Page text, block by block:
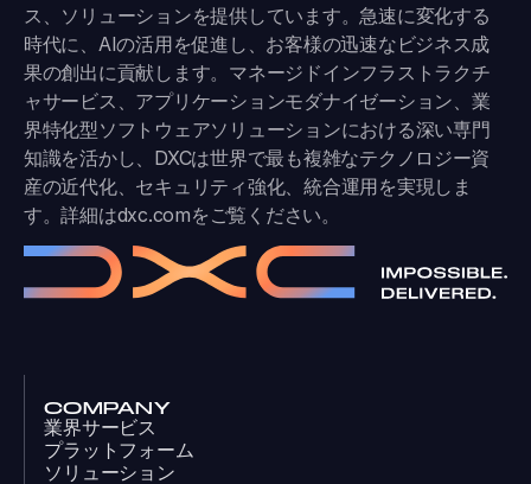
ス、ソリューションを提供しています。急速に変化する
時代に、AIの活用を促進し、お客様の迅速なビジネス成
果の創出に貢献します。マネージドインフラストラクチ
ャサービス、アプリケーションモダナイゼーション、業
界特化型ソフトウェアソリューションにおける深い専門
知識を活かし、DXCは世界で最も複雑なテクノロジー資
産の近代化、セキュリティ強化、統合運用を実現しま
す。詳細はdxc.comをご覧ください。
COMPANY
業界サービス
プラットフォーム
ソリューション